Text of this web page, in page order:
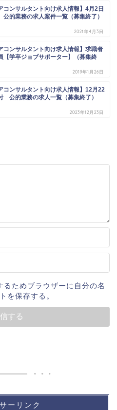
コンサルタント向け求人情報】4月2日
公的業務の求人案件一覧（募集終了）
2021年4月3日
コンサルタント向け求人情報】求職者
【学卒ジョブサポーター】（募集終
2019年1月26日
コンサルタント向け求人情報】12月22
公的業務の求人一覧（募集終了）
2023年12月23日
るためブラウザーに自分の名
を保存する。
ーリンク